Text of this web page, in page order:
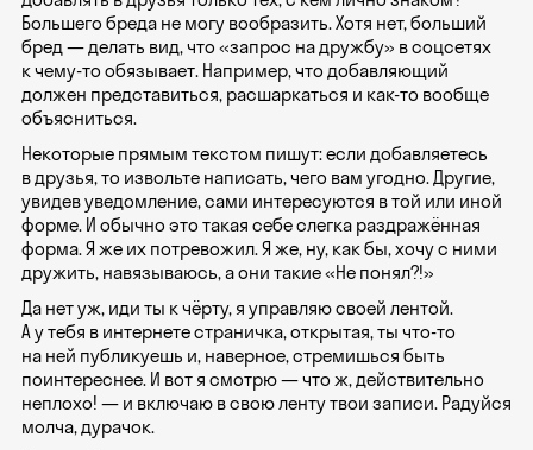
Большего бреда не могу вообразить. Хотя нет, больший
бред — делать вид, что «запрос на дружбу» в соцсетях
к чему-то обязывает. Например, что добавляющий
должен представиться, расшаркаться и как-то вообще
объясниться.
Некоторые прямым текстом пишут: если добавляетесь
в друзья, то извольте написать, чего вам угодно. Другие,
увидев уведомление, сами интересуются в той или иной
форме. И обычно это такая себе слегка раздражённая
форма. Я же их потревожил. Я же, ну, как бы, хочу с ними
дружить, навязываюсь, а они такие «Не понял?!»
Да нет уж, иди ты к чёрту, я управляю своей лентой.
А у тебя в интернете страничка, открытая, ты что-то
на ней публикуешь и, наверное, стремишься быть
поинтереснее. И вот я смотрю — что ж, действительно
неплохо! — и включаю в свою ленту твои записи. Радуйся
молча, дурачок.